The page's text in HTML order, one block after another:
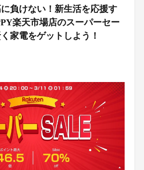
負けない！新生活を応援す
楽天市場店のスーパーセー
家電をゲットしよう！